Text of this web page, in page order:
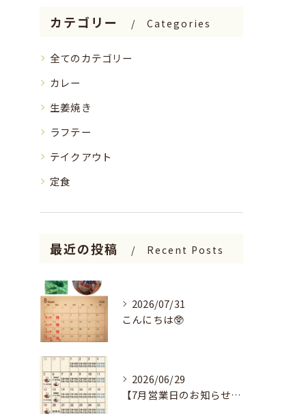
カテゴリー Categories
全てのカテゴリー
カレー
生姜焼き
ラフテー
テイクアウト
定食
最近の投稿 Recent Posts
2026/07/31
こんにちは🥸
2026/06/29
【7月営業日のお知らせ🌻】